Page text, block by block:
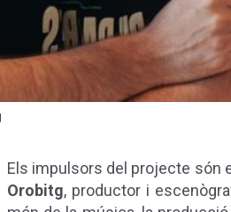
Els impulsors del projecte són
Orobitg, productor i